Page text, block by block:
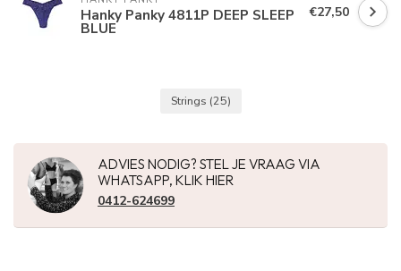
Hanky Panky 4811P DEEP SLEEP
BLUE
€27,50
Strings (25)
ADVIES NODIG? STEL JE VRAAG VIA
WHATSAPP, KLIK HIER
0412-624699